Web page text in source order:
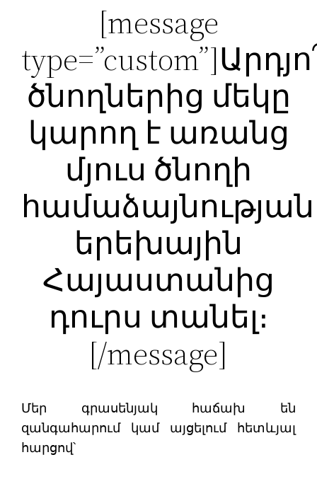
[message
ծնողներից մեկը
կարող է առանց
մյուս ծնողի
համաձայնության
երեխային
Հայաստանից
դուրս տանել։
[/message]
Մեր գրասենյակ հաճախ են
զանգահարում կամ այցելում հետևյալ
հարցով՝